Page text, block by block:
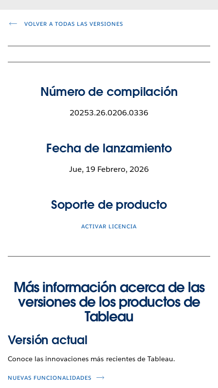
VOLVER A TODAS LAS VERSIONES
Número de compilación
20253.26.0206.0336
Fecha de lanzamiento
Jue, 19 Febrero, 2026
Soporte de producto
ACTIVAR LICENCIA
Más información acerca de las
versiones de los productos de
Tableau
Versión actual
Conoce las innovaciones más recientes de Tableau.
NUEVAS FUNCIONALIDADES